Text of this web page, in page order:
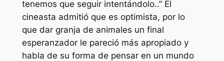
tenemos que seguir intentándolo..” El
cineasta admitió que es optimista, por lo
que dar granja de animales un final
esperanzador le pareció más apropiado y
habla de su forma de pensar en un mundo